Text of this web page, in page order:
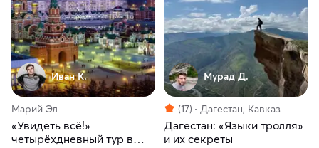
Иван К.
Марий Эл
«Увидеть всё!»
четырёхдневный тур в
Мурад Д.
(17) Дагестан, Кавказ
Дагестан: «Языки тролля»
и их секреты